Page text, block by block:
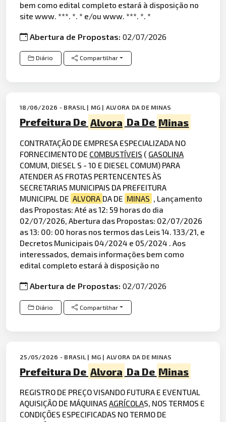
bem como edital completo estará à disposição no
site www. ***. *. * e/ou www. ***. *. *
Abertura de Propostas:02/07/2026
Diário Compartilhar
18/06/2026 - BRASIL | MG | ALVORA DA DE MINAS
Prefeitura De Alvora Da De Minas
CONTRATAÇÃO DE EMPRESA ESPECIALIZADA NO
FORNECIMENTO DE COMBUSTÍVEIS ( GASOLINA
COMUM, DIESEL S - 10 E DIESEL COMUM) PARA
ATENDER AS FROTAS PERTENCENTES ÀS
SECRETARIAS MUNICIPAIS DA PREFEITURA
MUNICIPAL DE ALVORA DA DE MINAS , Lançamento
das Propostas: Até as 12: 59 horas do dia
02/07/2026, Abertura das Propostas: 02/07/2026
as 13: 00: 00 horas nos termos das Leis 14. 133/21, e
Decretos Municipais 04/2024 e 05/2024 . Aos
interessados, demais informações bem como
edital completo estará à disposição no
Abertura de Propostas:02/07/2026
Diário Compartilhar
25/05/2026 - BRASIL | MG | ALVORA DA DE MINAS
Prefeitura De Alvora Da De Minas
REGISTRO DE PREÇO VISANDO FUTURA E EVENTUAL
AQUISIÇÃO DE MÁQUINASAGRÍCOLAS, NOS TERMOS E
CONDIÇÕES ESPECIFICADAS NO TERMO DE